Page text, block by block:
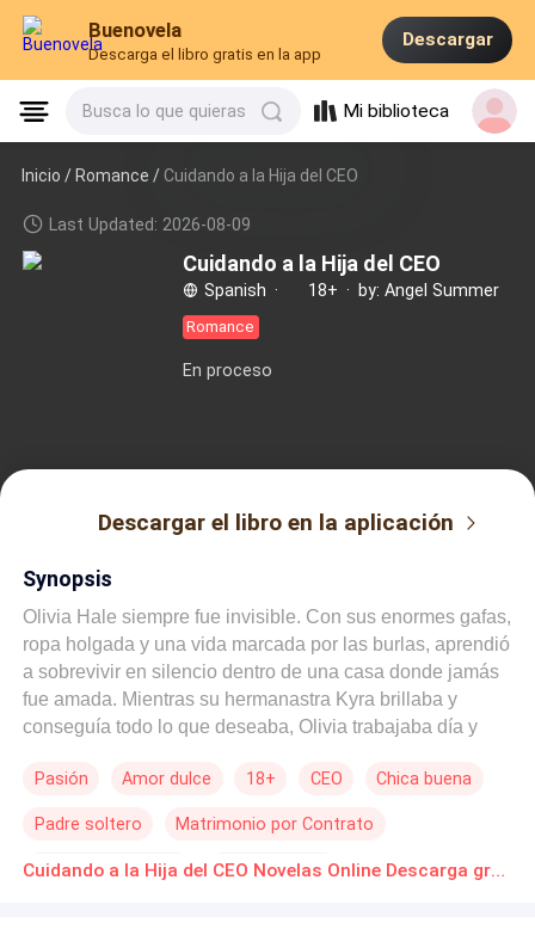
Buenovela
Descarga el libro gratis en la app
Descargar
Busca lo que quieras Mi biblioteca
Inicio /Romance / Cuidando a la Hija del CEO
Last Updated: 2026-08-09
Cuidando a la Hija del CEO
Spanish · 18+ · by: Angel Summer
Romance
En proceso
Descargar el libro en la aplicación
Synopsis
Olivia Hale siempre fue invisible. Con sus enormes gafas,
ropa holgada y una vida marcada por las burlas, aprendió
a sobrevivir en silencio dentro de una casa donde jamás
fue amada. Mientras su hermanastra Kyra brillaba y
conseguía todo lo que deseaba, Olivia trabajaba día y
universidad y escapar de una vida llena de
obligada a salir a beber, termina completamente borracha
frente a un desconocido de ojos dorados y voz profunda.
Pasión Amor dulce 18+ CEO Chica buena
Padre soltero Matrimonio por Contrato
Matrimonio Exprés Amor Secreto Cuidando a la Hija del CEO Novelas Online Descarga gratuita de PDF